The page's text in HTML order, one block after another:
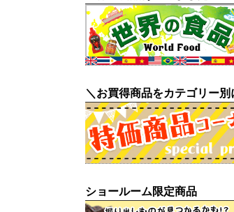
＼お買得商品をカテゴリー別
ショールーム限定商品